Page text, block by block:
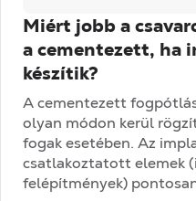
Miért jobb a
a cementezett, ha
készítik?
A cementezett
olyan módon kerül
fogak esetében. Az
csatlakoztatott elemek
felépítmények)